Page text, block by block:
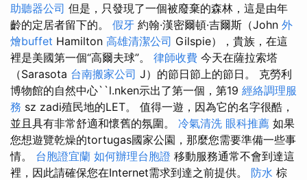
助聽器公司 但是，只發現了一個被廢棄的森林，這是由年
齡的定居者留下的。 假牙 約翰·漢密爾頓·吉爾斯（John 外
燴buffet Hamilton 高雄清潔公司 Gilspie），貴族，在這
裡是美國第一個“高爾夫球”。 律師收費 今天在薩拉索塔
（Sarasota 台南搬家公司 J）的節日節上的節日。 克勞利
博物館的自然中心``l.nken示出了第一個，第19 經絡調理服
務 sz zadi殖民地的LET。 值得一遊，因為它的名字很酷，
並且具有非常舒適和懷舊的氛圍。 冷氣清洗 眼科推薦 如果
您想遊覽乾燥的tortugas國家公園，那麼您需要準備一些事
情。 台胞證宜蘭 如何辦理台胞證 移動服務通常不會到達這
裡，因此請確保您在Internet需求到達之前提供。 防水 棕